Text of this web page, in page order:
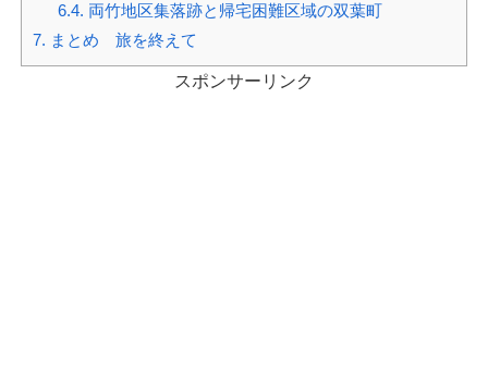
6.4. 両竹地区集落跡と帰宅困難区域の双葉町
7. まとめ 旅を終えて
スポンサーリンク